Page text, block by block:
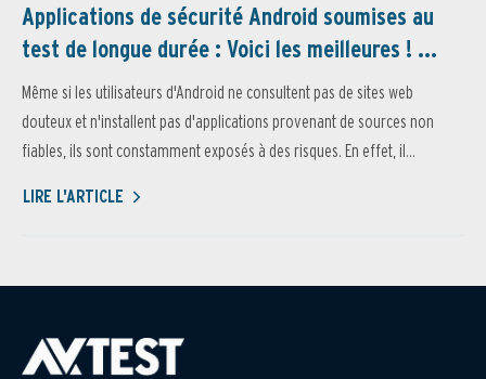
Applications de sécurité Android soumises au
test de longue durée : Voici les meilleures ! ...
Même si les utilisateurs d'Android ne consultent pas de sites web
douteux et n'installent pas d'applications provenant de sources non
fiables, ils sont constamment exposés à des risques. En effet, il...
LIRE L'ARTICLE